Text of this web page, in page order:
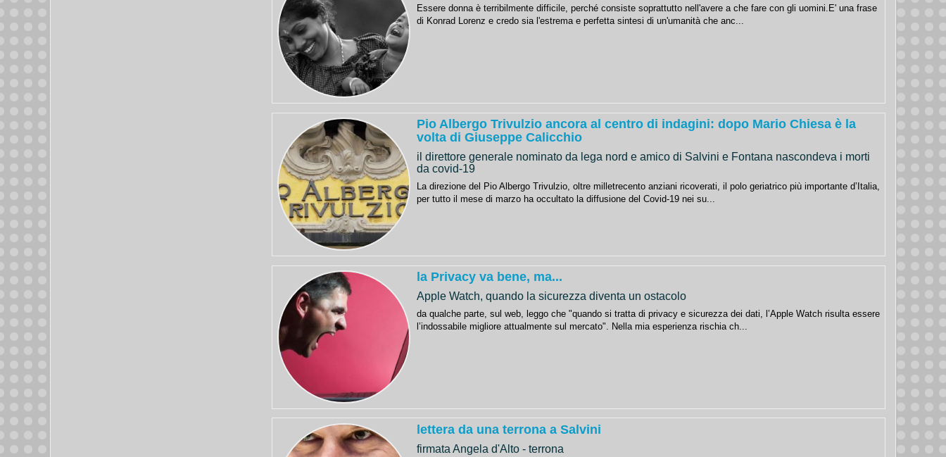
Essere donna è terribilmente difficile, perché consiste soprattutto nell'avere a che fare con gli uomini.E' una frase
di Konrad Lorenz e credo sia l'estrema e perfetta sintesi di un'umanità che anc...
Pio Albergo Trivulzio ancora al centro di indagini: dopo Mario Chiesa è la
volta di Giuseppe Calicchio
il direttore generale nominato da lega nord e amico di Salvini e Fontana nascondeva i morti
da covid-19
La direzione del Pio Albergo Trivulzio, oltre milletrecento anziani ricoverati, il polo geriatrico più importante d’Italia,
per tutto il mese di marzo ha occultato la diffusione del Covid-19 nei su...
la Privacy va bene, ma...
Apple Watch, quando la sicurezza diventa un ostacolo
da qualche parte, sul web, leggo che "quando si tratta di privacy e sicurezza dei dati, l’Apple Watch risulta essere
l’indossabile migliore attualmente sul mercato". Nella mia esperienza rischia ch...
lettera da una terrona a Salvini
firmata Angela d'Alto - terrona